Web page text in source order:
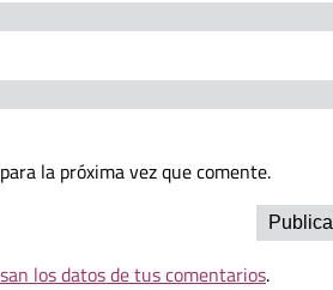
la próxima vez que comente.
los datos de tus comentarios.